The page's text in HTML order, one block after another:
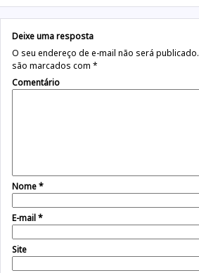
Deixe uma resposta
O seu endereço de e-mail não será publicado.
são marcados com *
Comentário
Nome*
E-mail*
Site